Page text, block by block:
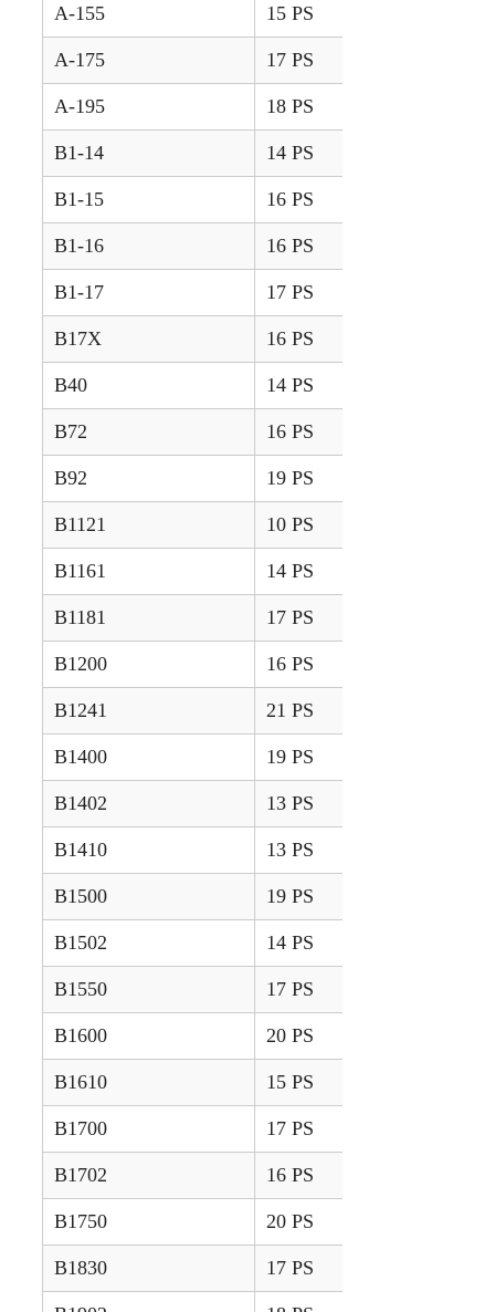
A-155 15 PS
A-175 17 PS
A-195 18 PS
B1-14 14 PS
B1-15 16 PS
B1-16 16 PS
B1-17 17 PS
B17X 16 PS
B40 14 PS
B72 16 PS
B92 19 PS
B1121 10 PS
B1161 14 PS
B1181 17 PS
B1200 16 PS
B1241 21 PS
B1400 19 PS
B1402 13 PS
B1410 13 PS
B1500 19 PS
B1502 14 PS
B1550 17 PS
B1600 20 PS
B1610 15 PS
B1700 17 PS
B1702 16 PS
B1750 20 PS
B1830 17 PS